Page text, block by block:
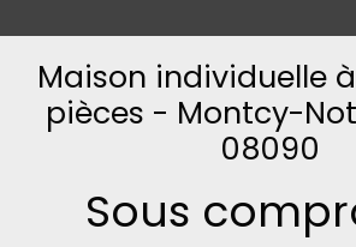
Maison individuelle
pièces - Montcy-
08090
Sous